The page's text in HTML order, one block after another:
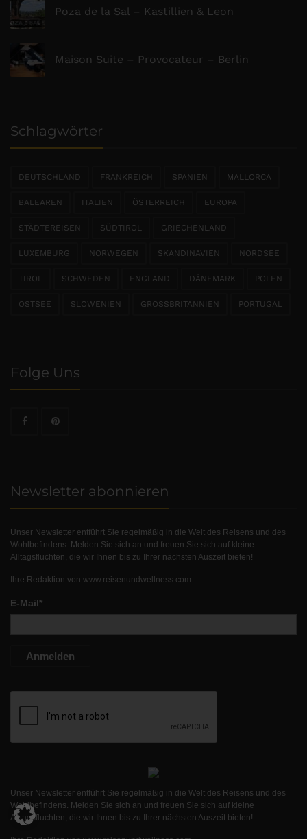
Poza de la Sal – Kastillien & Leon
Maison Suite – Provocateur – Berlin
Schlagwörter
DEUTSCHLAND FRANKREICH SPANIEN MALLORCA
BALEAREN ITALIEN ÖSTERREICH EUROPA
STÄDTEREISEN SÜDTIROL GRIECHENLAND
LUXEMBURG NORWEGEN SKANDINAVIEN NORDSEE
TIROL SCHWEDEN ENGLAND DÄNEMARK POLEN
OSTSEE SLOWENIEN GROSSBRITANNIEN PORTUGAL
Folge Uns
Newsletter abonnieren
Unser Newsletter entführt Sie regelmäßig in die Welt des Reisens und des
Wohlbefindens. Melden Sie sich an und freuen Sie sich auf kleine
Alltagsfluchten, die wir Ihnen bis zu Ihrer nächsten Auszeit bieten!
Ihre Redaktion von www.reisenundwellness.com
E-Mail*
Anmelden
Unser Newsletter entführt Sie regelmäßig in die Welt des Reisens und des
Wohlbefindens. Melden Sie sich an und freuen Sie sich auf kleine
Alltagsfluchten, die wir Ihnen bis zu Ihrer nächsten Auszeit bieten!